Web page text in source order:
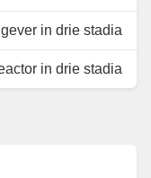
in drie stadia
in drie stadia